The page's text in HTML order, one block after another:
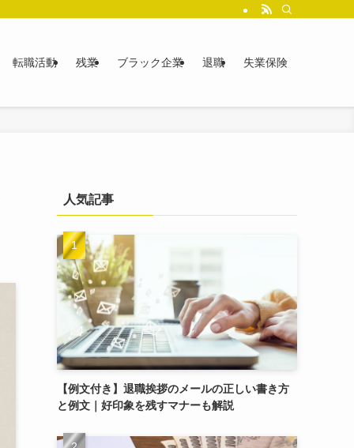
転職活動 残業 ブラック企業 退職 失業保険
人気記事
【例文付き】退職挨拶のメールの正しい書き方
と例文｜好印象を残すマナーも解説